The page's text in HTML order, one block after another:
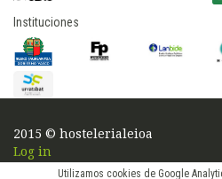
Utilizamos cookies de Google
Instituciones
2015 © hostelerialeioa
Log in